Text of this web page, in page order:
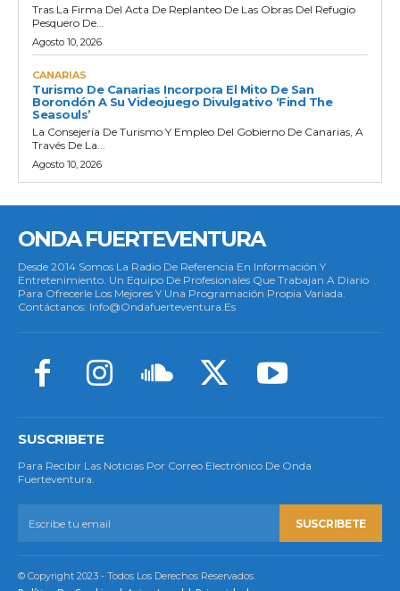
Tras La Firma Del Acta De Replanteo De Las Obras Del Refugio
Pesquero De...
Agosto 10, 2026
CANARIAS
Turismo De Canarias Incorpora El Mito De San
Borondón A Su Videojuego Divulgativo ‘Find The
Seasouls’
La Consejería De Turismo Y Empleo Del Gobierno De Canarias, A
Través De La...
Agosto 10, 2026
ONDA FUERTEVENTURA
Desde 2014 Somos La Radio De Referencia En Información Y
Entretenimiento. Un Equipo De Profesionales Que Trabajan A Diario
Para Ofrecerle Los Mejores Y Una Programación Propia Variada.
Contáctanos: Info@ondafuerteventura.es
SUSCRIBETE
Para Recibir Las Noticias Por Correo Electrónico De Onda
Fuerteventura.
SUSCRIBETE
© Copyright 2023 - Todos Los Derechos Reservados.